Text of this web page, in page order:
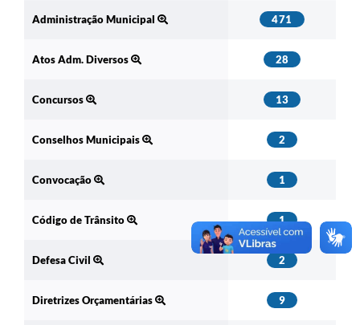
Administração Municipal
471
Atos Adm. Diversos 28
Concursos 13
Conselhos Municipais 2
Convocação 1
Código de Trânsito 1
Defesa Civil 2
Diretrizes Orçamentárias 9